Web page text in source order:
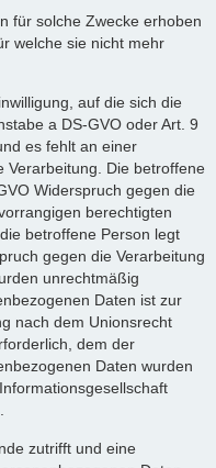
für solche Zwecke erhoben
welche sie nicht mehr
auf die sich die
a DS-GVO oder Art. 9
es fehlt an einer
Verarbeitung. Die betroffene
Widerspruch gegen die
berechtigten
betroffene Person legt
gegen die Verarbeitung
unrechtmäßig
Daten ist zur
nach dem Unionsrecht
dem der
Daten wurden
zutrifft und eine